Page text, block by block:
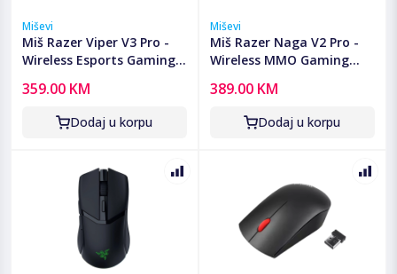
Miševi
Miš Razer Viper V3 Pro -
Wireless Esports Gaming
RZ01-05120100-R3G1
359.00 KM
Dodaj u korpu
Miševi
Miš Razer Naga V2 Pro -
Wireless MMO Gaming
RZ01-04400100-R3G1
389.00 KM
Dodaj u korpu